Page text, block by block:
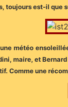
toujours est-il que
météo
maire, et
Comme une